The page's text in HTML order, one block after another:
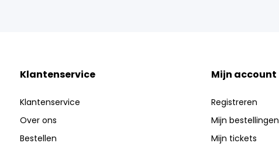
Klantenservice
Klantenservice
Over ons
Bestellen
Mijn account
Registreren
Mijn bestellingen
Mijn tickets